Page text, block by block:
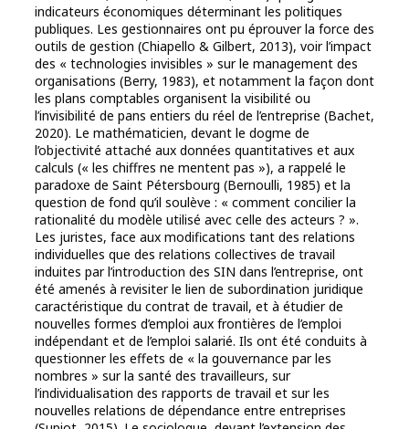
indicateurs économiques déterminant les politiques
publiques. Les gestionnaires ont pu éprouver la force des
outils de gestion (Chiapello & Gilbert, 2013), voir l’impact
des « technologies invisibles » sur le management des
organisations (Berry, 1983), et notamment la façon dont
les plans comptables organisent la visibilité ou
l’invisibilité de pans entiers du réel de l’entreprise (Bachet,
2020). Le mathématicien, devant le dogme de
l’objectivité attaché aux données quantitatives et aux
calculs (« les chiffres ne mentent pas »), a rappelé le
paradoxe de Saint Pétersbourg (Bernoulli, 1985) et la
question de fond qu’il soulève : « comment concilier la
rationalité du modèle utilisé avec celle des acteurs ? ».
Les juristes, face aux modifications tant des relations
individuelles que des relations collectives de travail
induites par l’introduction des SIN dans l’entreprise, ont
été amenés à revisiter le lien de subordination juridique
caractéristique du contrat de travail, et à étudier de
nouvelles formes d’emploi aux frontières de l’emploi
indépendant et de l’emploi salarié. Ils ont été conduits à
questionner les effets de « la gouvernance par les
nombres » sur la santé des travailleurs, sur
l’individualisation des rapports de travail et sur les
nouvelles relations de dépendance entre entreprises